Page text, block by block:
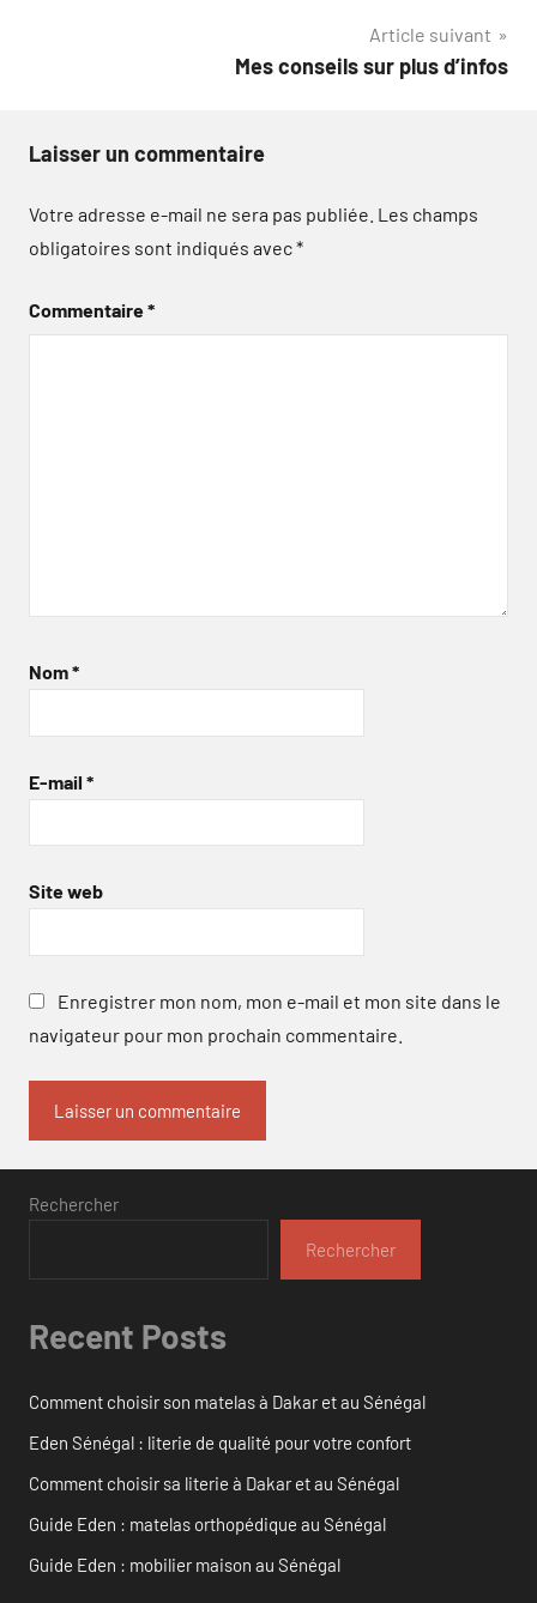
Article suivant
Mes conseils sur plus d’infos
Laisser un commentaire
Votre adresse e-mail ne sera pas publiée. Les champs
obligatoires sont indiqués avec*
Commentaire*
Nom*
E-mail *
Site web
Enregistrer mon nom, mon e-mail et mon site dans le
navigateur pour mon prochain commentaire.
Rechercher
Rechercher
Recent Posts
Comment choisir son matelas à Dakar et au Sénégal
Eden Sénégal : literie de qualité pour votre confort
Comment choisir sa literie à Dakar et au Sénégal
Guide Eden : matelas orthopédique au Sénégal
Guide Eden : mobilier maison au Sénégal